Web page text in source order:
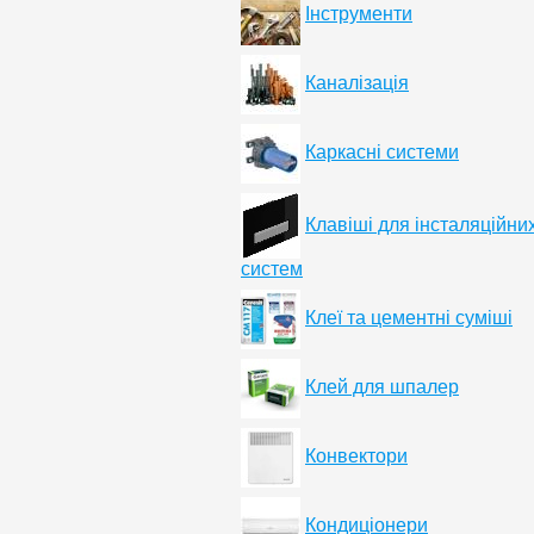
Інструменти
Каналізація
Каркасні системи
Клавіші для
систем
Клеї та цементні суміші
Клей для шпалер
Конвектори
Кондиціонери